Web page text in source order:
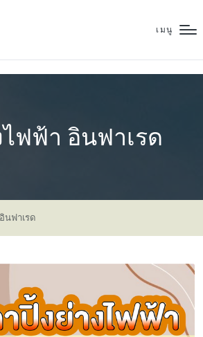
เมนู
ไฟฟ้า อินฟาเรด
นฟาเรด